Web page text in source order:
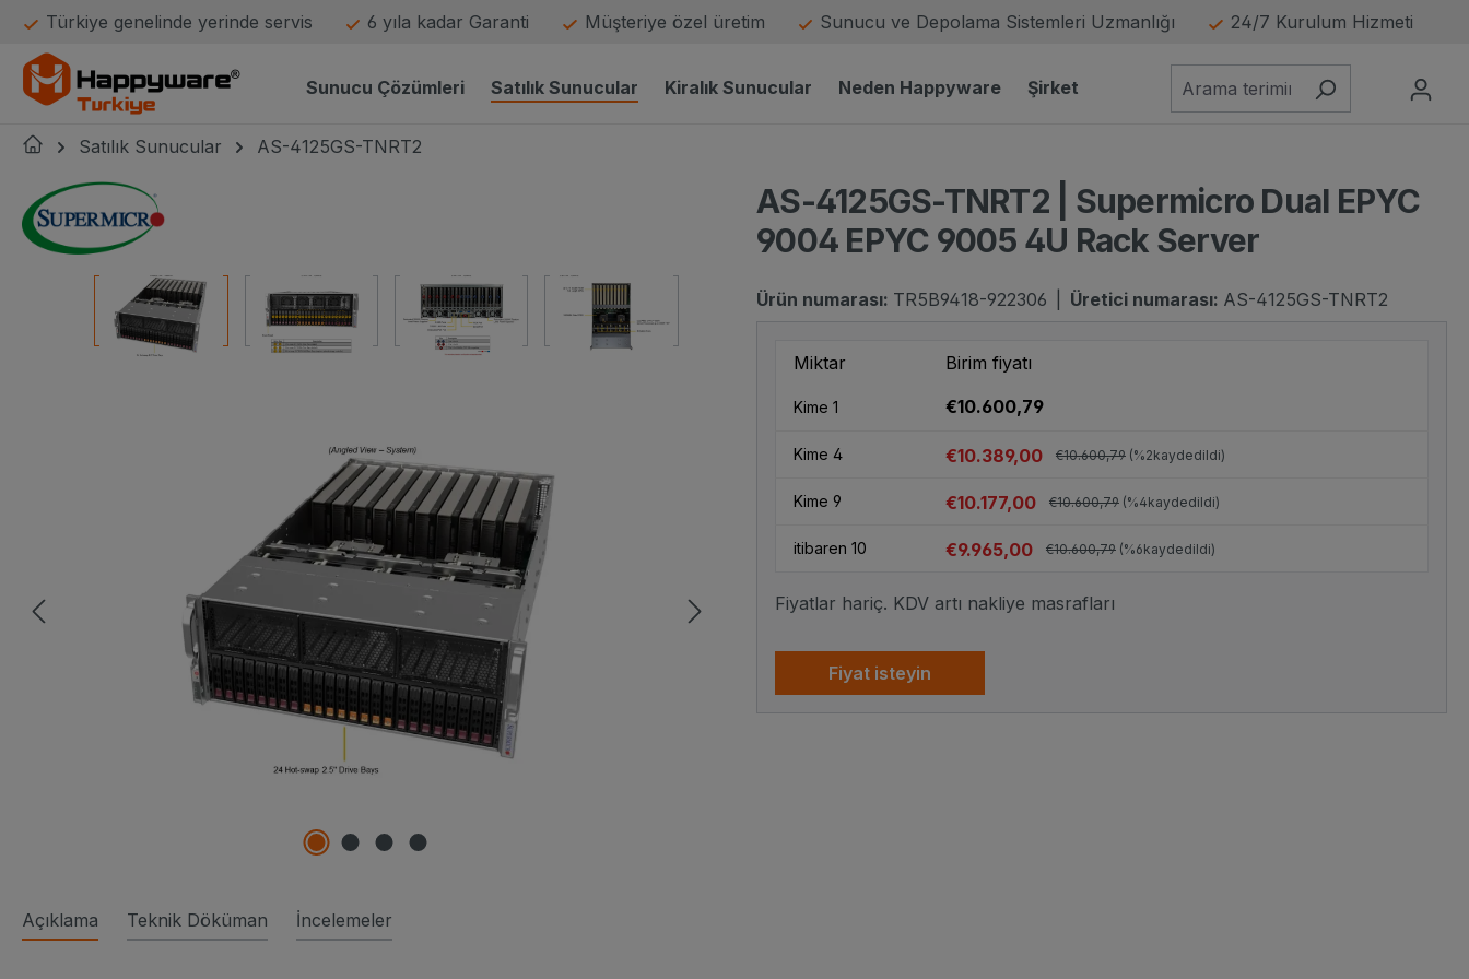
Ana navigasyona geç
Türkiye genelinde yerinde servis 6 yıla kadar Garanti Müşteriye özel üretim Sunucu ve Depolama Sistemleri Uzmanlığı 24/7 Kurulum Hizmeti
Sunucu Çözümleri Satılık Sunucular Kiralık Sunucular Neden Happyware Şirket
Satılık Sunucular AS-4125GS-TNRT2
Supermicro logo
Resim galerisini atla
resim adı
AS-4125GS-TNRT2 | Supermicro Dual EPYC
9004 EPYC 9005 4U Rack Server
Ürün numarası: TR5B9418-922306 Üretici numarası: AS-4125GS-TNRT2
Miktar Birim fiyatı
Kime 1 €10.600,79
Kime 4 €10.389,00 €10.600,79 (%2kaydedildi)
Kime 9 €10.177,00 €10.600,79 (%4kaydedildi)
itibaren 10 €9.965,00 €10.600,79 (%6kaydedildi)
Fiyatlar hariç. KDV artı nakliye masrafları
Fiyat isteyin
Açıklama Teknik Döküman İncelemeler